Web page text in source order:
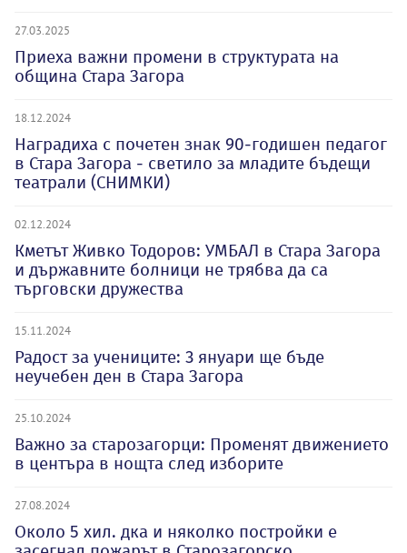
27.03.2025
Приеха важни промени в структурата на
община Стара Загора
18.12.2024
Наградиха с почетен знак 90-годишен педагог
в Стара Загора - светило за младите бъдещи
театрали (СНИМКИ)
02.12.2024
Кметът Живко Тодоров: УМБАЛ в Стара Загора
и държавните болници не трябва да са
търговски дружества
15.11.2024
Радост за учениците: 3 януари ще бъде
неучебен ден в Стара Загора
25.10.2024
Важно за старозагорци: Променят движението
в центъра в нощта след изборите
27.08.2024
Около 5 хил. дка и няколко постройки е